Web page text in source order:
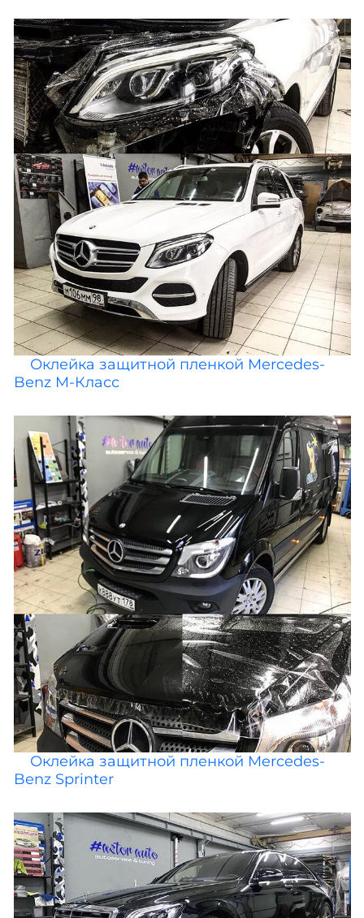
Оклейка защитной пленкой Mercedes-
Benz M-Класс
Оклейка защитной пленкой Mercedes-
Benz Sprinter